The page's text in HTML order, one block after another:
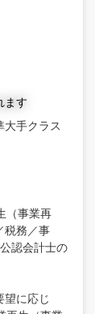
ます
手クラス
（事業再
税務／事
認会計士の
望に応じ